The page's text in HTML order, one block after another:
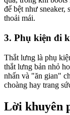
đế bệt như sneaker,
thoải mái.
3. Phụ kiện đi
Thắt lưng là phụ
thắt lưng bản nhỏ
nhấn và "ăn gian"
choàng hay trang
Lời khuyên